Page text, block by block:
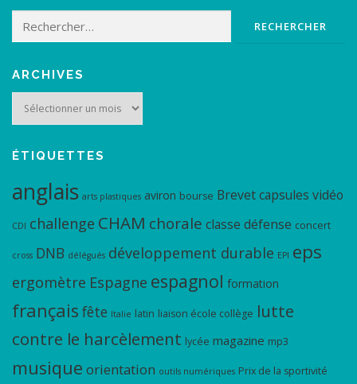
Rechercher :
ARCHIVES
ÉTIQUETTES
anglais arts plastiques aviron bourse Brevetcapsules vidéo
CDI challenge CHAM chorale classe défense concert
cross DNB délégués développement durable EPI eps
ergomètre Espagne espagnol formation
français fête Italie latin liaison école collège lutte
contre le harcèlement lycée magazine mp3
musique orientation outils numériques Prix de la sportivité